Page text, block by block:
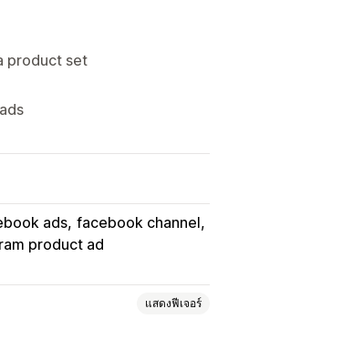
product set
ads facebook channel
product ad
แสดงฟีเจอร์